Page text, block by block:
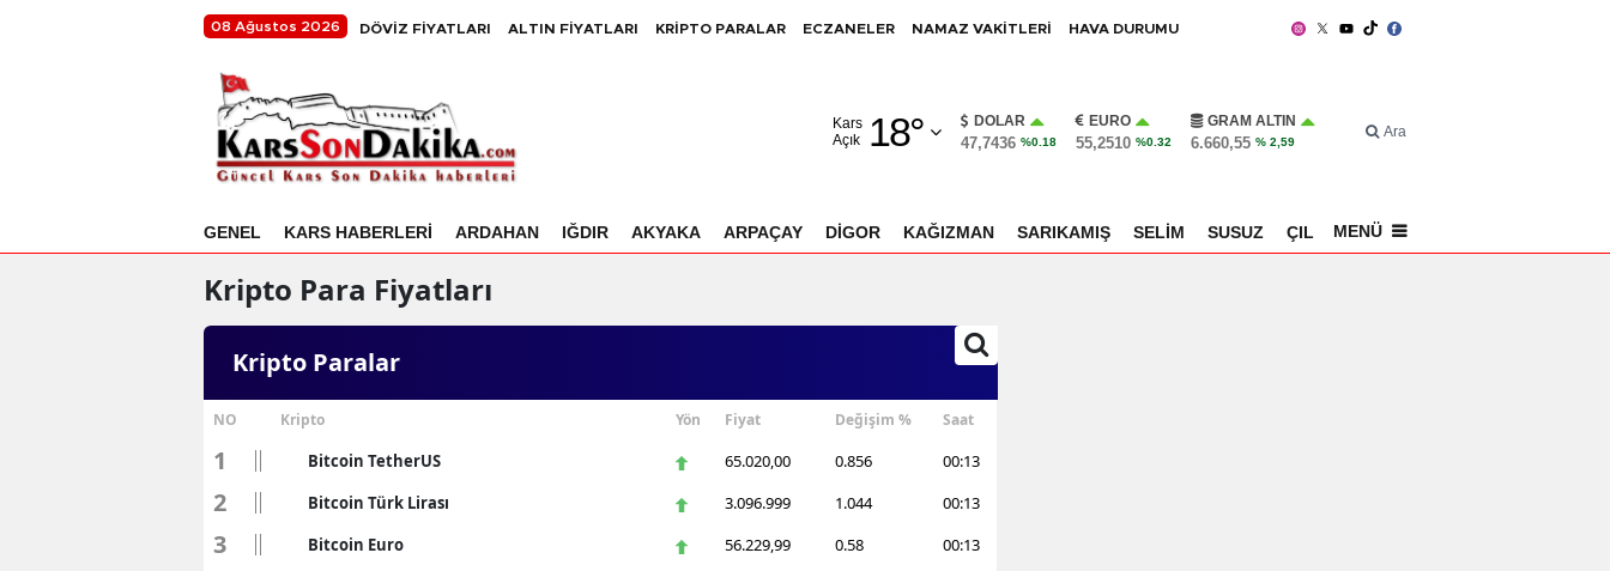
08 Ağustos 2026 DÖVİZ FİYATLARI ALTIN FİYATLARI KRİPTO PARALAR ECZANELER NAMAZ VAKİTLERİ HAVA DURUMU
Kars
Açık
18°
Adıyaman
Artvin
Aydın
Balıkesir
DOLAR
47,7436 %0.18
EURO
55,2510 %0.32
GRAM ALTIN
6.660,55 % 2,59
Ara
GENEL KARS HABERLERİ ARDAHAN IĞDIR AKYAKA ARPAÇAY DİGOR KAĞIZMAN SARIKAMIŞ SELİM SUSUZ ÇILDIR SPOR
MENÜ
Kripto Para Fiyatları
Kripto Paralar
NO Kripto Yön Fiyat Değişim % Saat
1 Bitcoin TetherUS 65.020,00 0.856 00:13
2 Bitcoin Türk Lirası 3.096.999 1.044 00:13
3 Bitcoin Euro 56.229,99 0.58 00:13